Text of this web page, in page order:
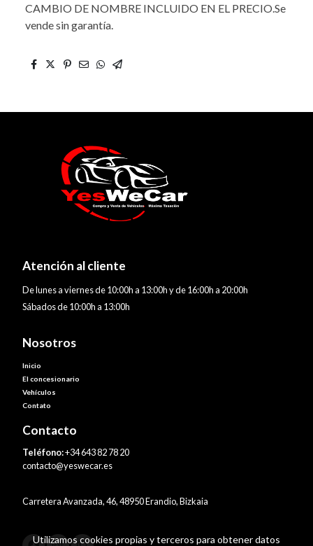
CAMBIO DE NOMBRE INCLUIDO EN EL PRECIO.Se
vende sin garantía.
Atención al cliente
De lunes a viernes de 10:00h a 13:00h y de 16:00h a 20:00h
Sábados de 10:00h a 13:00h
Nosotros
Inicio
El concesionario
Vehículos
Contato
Contacto
Teléfono:+34 643 82 78 20
contacto@yeswecar.es
Carretera Avanzada, 46, 48950 Erandio, Bizkaia
Utilizamos cookies propias y terceros para obtener datos